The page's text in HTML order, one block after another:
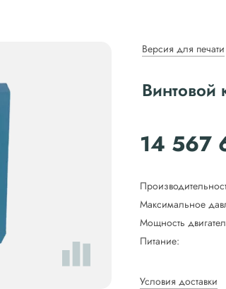
Версия для печати
Винтовой
14 567
Максимальное
Мощность
Питание:
Условия доставки